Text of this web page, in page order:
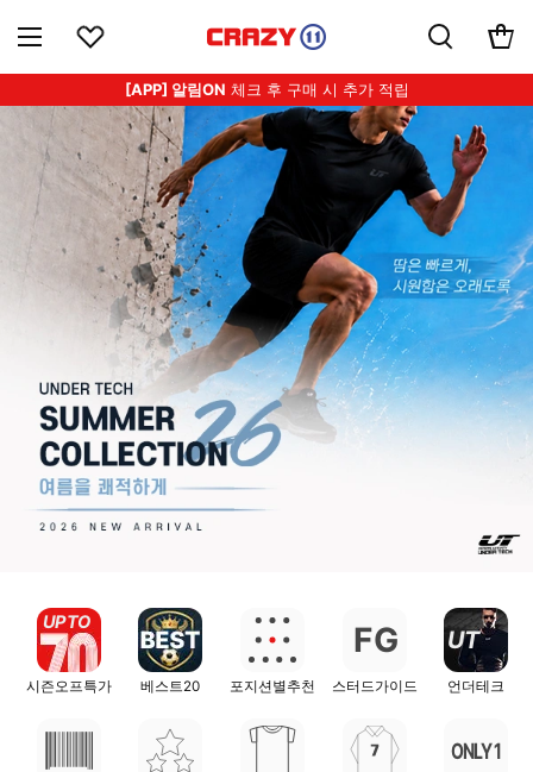
[APP] 알림ON 체크 후 구매 시 추가 적립
UP TO
시즌오프특가 베스트20 포지션별추천
FG
스터드가이드
UT
언더테크
ONLY 1